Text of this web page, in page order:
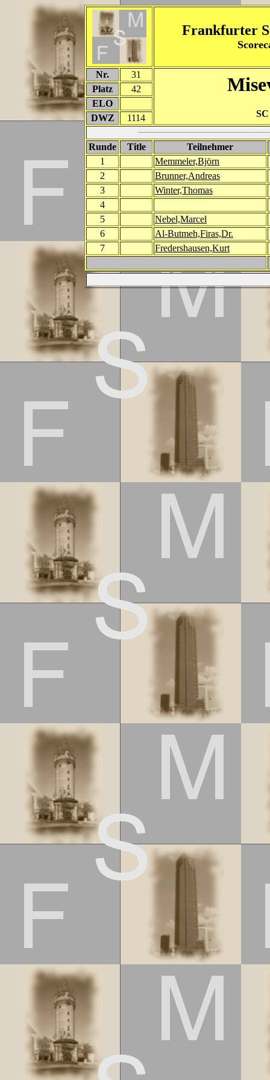
Frankfurter
Nr. 31
Platz
42
ELO
DWZ
1114
Runde Title
Teilnehmer
1
Memmeler,Björn
2
Brunner,Andreas
3
Winter,Thomas
4
5
Nebel,Marcel
6
Al-Butmeh,Firas,Dr.
7
Fredershausen,Kurt